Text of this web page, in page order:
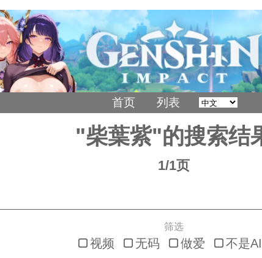
首页 列表
"柴葉紫"的搜索结
1/1页
筛选
视频 无码 做爱 不是AI